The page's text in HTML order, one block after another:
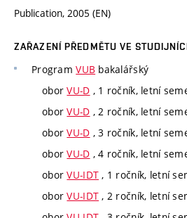
Publication, 2005 (EN)
ZAŘAZENÍ PŘEDMĚTU VE
ProgramVUB bakalářský
oborVU-D , 1 ročník, letní
oborVU-D , 2 ročník, letní
oborVU-D , 3 ročník, letní
oborVU-D , 4 ročník, letní
oborVU-IDT , 1 ročník, letní
oborVU-IDT , 2 ročník, letní